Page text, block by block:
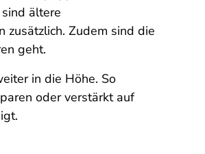
ältere
zusätzlich. Zudem sind die
geht.
in die Höhe. So
oder verstärkt auf